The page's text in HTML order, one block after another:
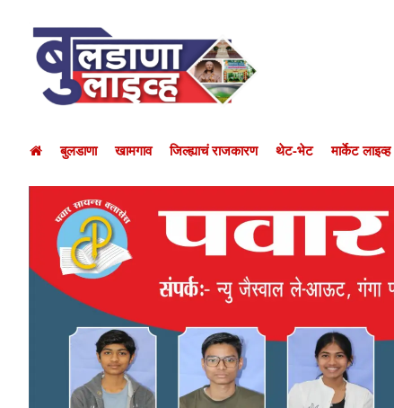
बुलडाणा खामगाव जिल्ह्याचं राजकारण थेट-भेट मार्केट लाइव्ह